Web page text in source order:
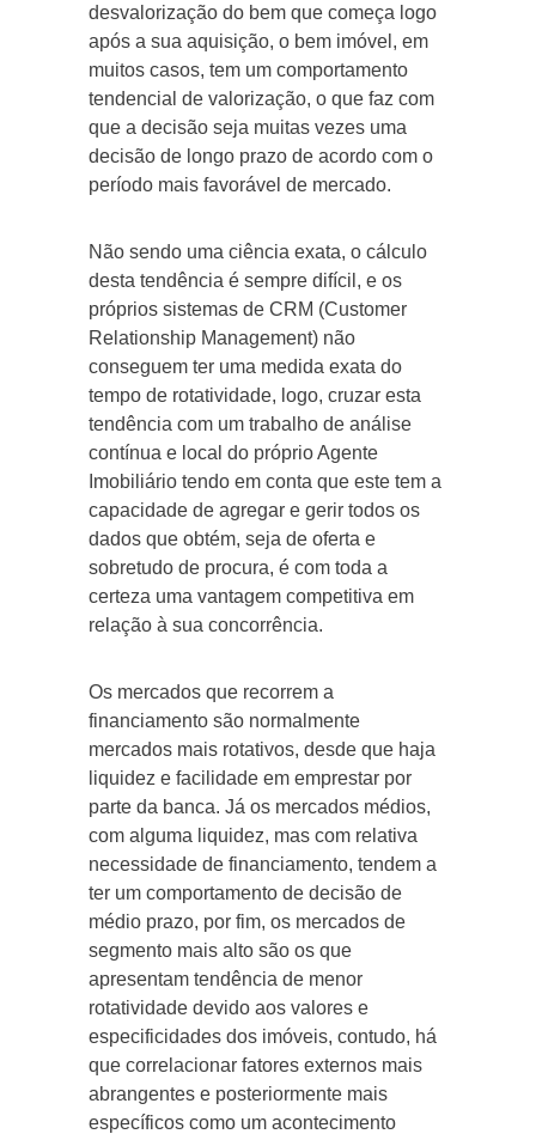
desvalorização do bem que começa logo
após a sua aquisição, o bem imóvel, em
muitos casos, tem um comportamento
tendencial de valorização, o que faz com
que a decisão seja muitas vezes uma
decisão de longo prazo de acordo com o
período mais favorável de mercado.
Não sendo uma ciência exata, o cálculo
desta tendência é sempre difícil, e os
próprios sistemas de CRM (Customer
Relationship Management) não
conseguem ter uma medida exata do
tempo de rotatividade, logo, cruzar esta
tendência com um trabalho de análise
contínua e local do próprio Agente
Imobiliário tendo em conta que este tem a
capacidade de agregar e gerir todos os
dados que obtém, seja de oferta e
sobretudo de procura, é com toda a
certeza uma vantagem competitiva em
relação à sua concorrência.
Os mercados que recorrem a
financiamento são normalmente
mercados mais rotativos, desde que haja
liquidez e facilidade em emprestar por
parte da banca. Já os mercados médios,
com alguma liquidez, mas com relativa
necessidade de financiamento, tendem a
ter um comportamento de decisão de
médio prazo, por fim, os mercados de
segmento mais alto são os que
apresentam tendência de menor
rotatividade devido aos valores e
especificidades dos imóveis, contudo, há
que correlacionar fatores externos mais
abrangentes e posteriormente mais
específicos como um acontecimento